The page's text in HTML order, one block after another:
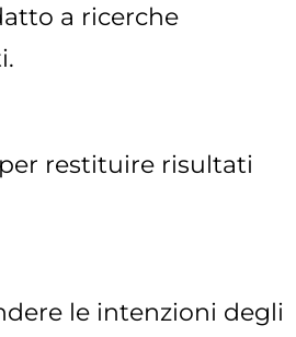
a ricerche
restituire risultati
le intenzioni degli